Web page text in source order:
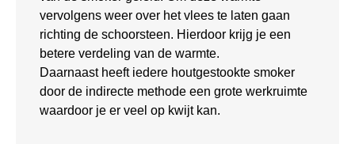
vervolgens weer over het vlees te laten gaan
richting de schoorsteen. Hierdoor krijg je een
betere verdeling van de warmte.
Daarnaast heeft iedere houtgestookte smoker
door de indirecte methode een grote werkruimte
waardoor je er veel op kwijt kan.